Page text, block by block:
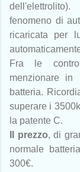
fenomeno di
ricaricata per
Fra le
menzionare in
batteria.
superare i
la patente C.
Il prezzo, di
normale
300€.